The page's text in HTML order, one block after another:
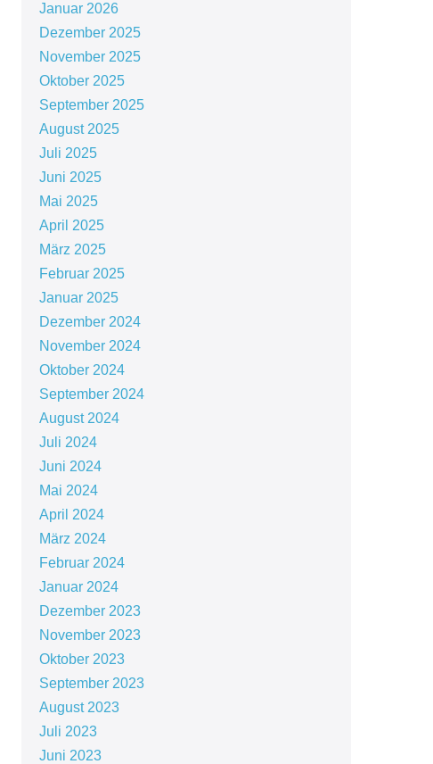
Januar 2026
Dezember 2025
November 2025
Oktober 2025
September 2025
August 2025
Juli 2025
Juni 2025
Mai 2025
April 2025
März 2025
Februar 2025
Januar 2025
Dezember 2024
November 2024
Oktober 2024
September 2024
August 2024
Juli 2024
Juni 2024
Mai 2024
April 2024
März 2024
Februar 2024
Januar 2024
Dezember 2023
November 2023
Oktober 2023
September 2023
August 2023
Juli 2023
Juni 2023